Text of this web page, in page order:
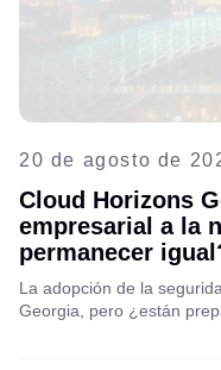
20 de agosto de
Cloud Horizons
empresarial a la
permanecer
La adopción de la
Georgia, pero ¿están